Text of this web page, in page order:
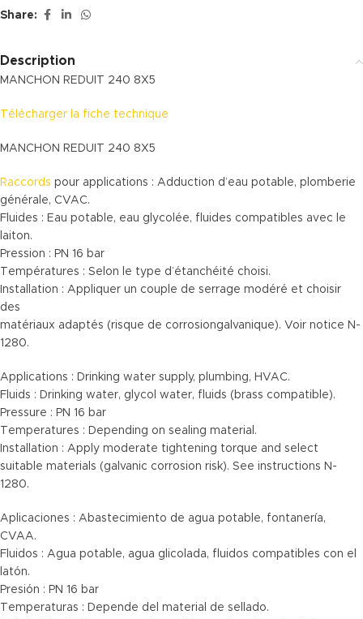
Share:
Description
MANCHON REDUIT 240 8X5
Télécharger la fiche technique
MANCHON REDUIT 240 8X5
Raccords pour applications : Adduction d’eau potable, plomberie
générale, CVAC.
Fluides : Eau potable, eau glycolée, fluides compatibles avec le
laiton.
Pression : PN 16 bar
Températures : Selon le type d’étanchéité choisi.
Installation : Appliquer un couple de serrage modéré et choisir
des
matériaux adaptés (risque de corrosiongalvanique). Voir notice N-
1280.
Applications : Drinking water supply, plumbing, HVAC.
Fluids : Drinking water, glycol water, fluids (brass compatible).
Pressure : PN 16 bar
Temperatures : Depending on sealing material.
Installation : Apply moderate tightening torque and select
suitable materials (galvanic corrosion risk). See instructions N-
1280.
Aplicaciones : Abastecimiento de agua potable, fontanería,
CVAA.
Fluidos : Agua potable, agua glicolada, fluidos compatibles con el
latón.
Presión : PN 16 bar
Temperaturas : Depende del material de sellado.